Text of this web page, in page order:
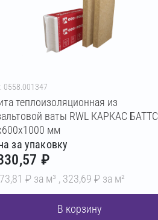
0558.001347
теплоизоляционная из
ваты RWL КАРКАС БАТТС
мм
за упаковку
₽
₽ за м³ , 323,69 ₽ за м²
В корзину